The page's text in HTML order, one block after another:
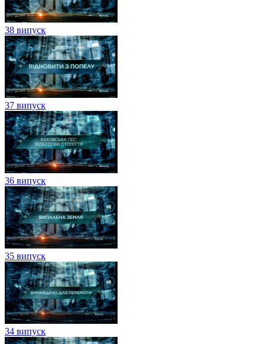
38 випуск
37 випуск
36 випуск
35 випуск
34 випуск